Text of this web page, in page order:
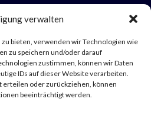
verwalten
bieten, verwenden wir Technologien wie
zu speichern und/oder darauf
zustimmen, können wir Daten
IDs auf dieser Website verarbeiten.
erteilen oder zurückziehen, können
beeinträchtigt werden.
der Vereinigung für
- Venmed